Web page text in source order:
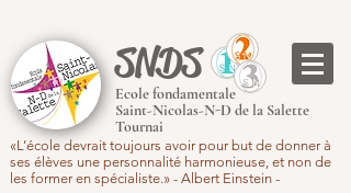
SNDS
Ecole fondamentale
Saint-Nicolas-N-D de la Salette
Tournai
«L’école devrait toujours avoir pour but de donner à
ses élèves une personnalité harmonieuse, et non de
les former en spécialiste.» - Albert Einstein -